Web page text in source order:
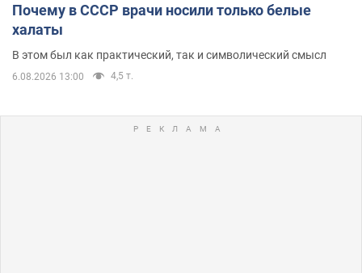
Почему в СССР врачи носили только белые
халаты
В этом был как практический, так и символический смысл
6.08.2026 13:00 4,5 т.